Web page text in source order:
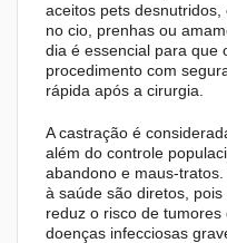
aceitos pets
no cio, prenhas ou
dia é essencial para que
procedimento com
rápida após a cirurgia.
A castração é
além do controle
abandono e maus-
à saúde são diretos,
reduz o risco de
doenças infecciosas